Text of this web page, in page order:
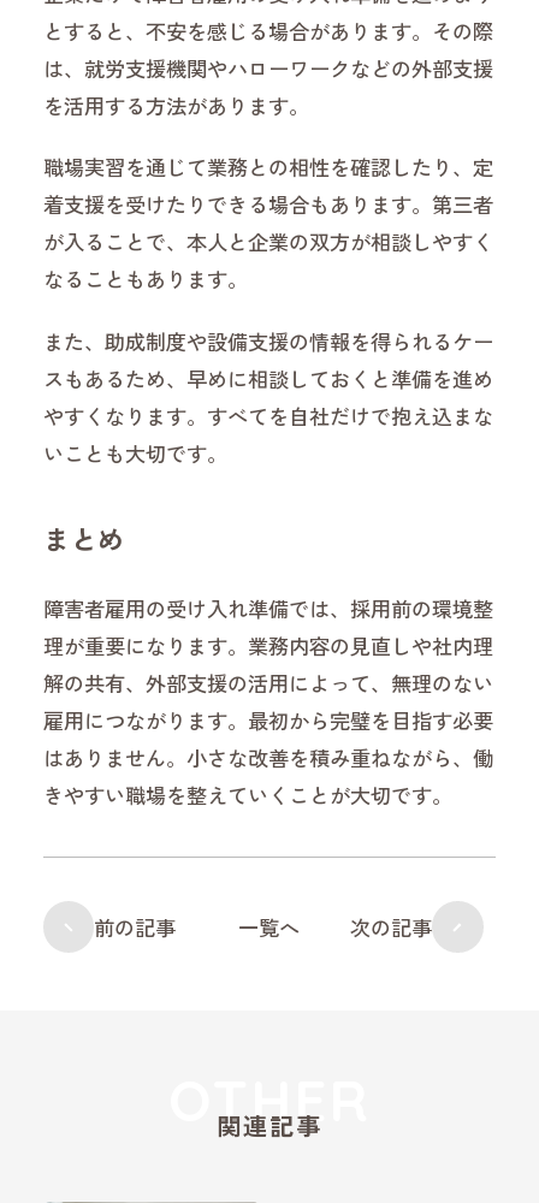
とすると、不安を感じる場合があります。その際
は、就労支援機関やハローワークなどの外部支援
を活用する方法があります。
職場実習を通じて業務との相性を確認したり、定
着支援を受けたりできる場合もあります。第三者
が入ることで、本人と企業の双方が相談しやすく
なることもあります。
また、助成制度や設備支援の情報を得られるケー
スもあるため、早めに相談しておくと準備を進め
やすくなります。すべてを自社だけで抱え込まな
いことも大切です。
まとめ
障害者雇用の受け入れ準備では、採用前の環境整
理が重要になります。業務内容の見直しや社内理
解の共有、外部支援の活用によって、無理のない
雇用につながります。最初から完璧を目指す必要
はありません。小さな改善を積み重ねながら、働
きやすい職場を整えていくことが大切です。
前の記事 一覧へ 次の記事
関連記事